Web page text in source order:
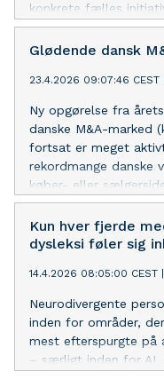
konkrete fælles
konkurrenceevne og
verden.
Glødende dansk
23.4.2026 09:07:46 CEST
Ny opgørelse fra
danske M&A-marked
fortsat er meget
rekordmange danske
køber- eller
Kun hver fjerde
dysleksi føler sig
14.4.2026 08:05:00 CEST
Neurodivergente
inden for områder,
mest efterspurgte på
– særligt inden for AI.